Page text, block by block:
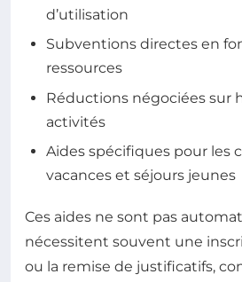
d’utilisation
Subventions directes en
ressources
Réductions négociées sur
activités
Aides spécifiques pour les
vacances et séjours jeunes
Ces aides ne sont pas
nécessitent souvent une
ou la remise de justificatifs,